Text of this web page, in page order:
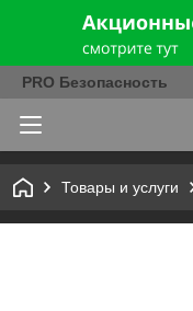
PRO Безопасность
Товары и услуги